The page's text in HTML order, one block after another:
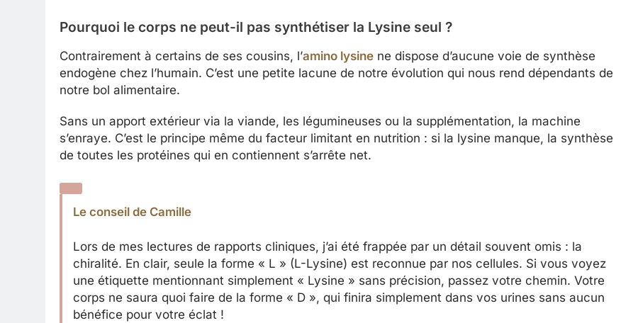
Pourquoi le corps ne peut-il pas synthétiser la Lysine seul ?
Contrairement à certains de ses cousins, l’amino lysine ne dispose d’aucune voie de synthèse
endogène chez l’humain. C’est une petite lacune de notre évolution qui nous rend dépendants de
notre bol alimentaire.
Sans un apport extérieur via la viande, les légumineuses ou la supplémentation, la machine
s’enraye. C’est le principe même du facteur limitant en nutrition : si la lysine manque, la synthèse
de toutes les protéines qui en contiennent s’arrête net.
Le conseil de Camille
Lors de mes lectures de rapports cliniques, j’ai été frappée par un détail souvent omis : la
chiralité. En clair, seule la forme « L » (L-Lysine) est reconnue par nos cellules. Si vous voyez
une étiquette mentionnant simplement « Lysine » sans précision, passez votre chemin. Votre
corps ne saura quoi faire de la forme « D », qui finira simplement dans vos urines sans aucun
bénéfice pour votre éclat !